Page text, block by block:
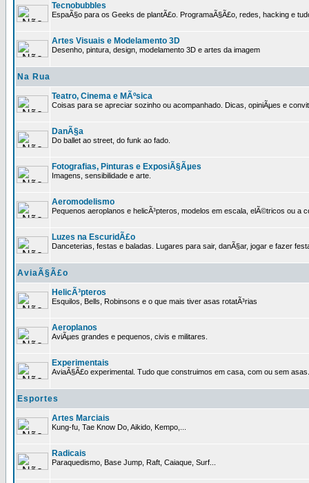
Tecnobubbles
EspaÃ§o para os Geeks de plantÃ£o. ProgramaÃ§Ã£o, redes, hacking e
Artes Visuais e Modelamento 3D
Desenho, pintura, design, modelamento 3D e artes da imagem
Na Rua
Teatro, Cinema e MÃºsica
Coisas para se apreciar sozinho ou acompanhado. Dicas, opiniÃµes e
DanÃ§a
Do ballet ao street, do funk ao fado.
Fotografias, Pinturas e ExposiÃ§Ãµes
Imagens, sensibilidade e arte.
Aeromodelismo
Pequenos aeroplanos e helicÃ³pteros, modelos em escala, elÃ©tricos ou a
Luzes na EscuridÃ£o
Danceterias, festas e baladas. Lugares para sair, danÃ§ar, jogar e fazer
AviaÃ§Ã£o
HelicÃ³pteros
Esquilos, Bells, Robinsons e o que mais tiver asas rotatÃ³rias
Aeroplanos
AviÃµes grandes e pequenos, civis e militares.
Experimentais
AviaÃ§Ã£o experimental. Tudo que construimos em casa, com ou sem asas.
Esportes
Artes Marciais
Kung-fu, Tae Know Do, Aikido, Kempo,...
Radicais
Paraquedismo, Base Jump, Raft, Caiaque, Surf...